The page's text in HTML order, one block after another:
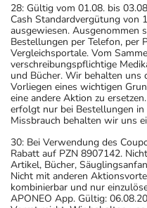
28: Gültig vom 01.08. bis
Cash Standardvergütung von
ausgewiesen. Ausgenommen
Bestellungen per Telefon, per
Vergleichsportale. Vom
verschreibungspflichtige
und Bücher. Wir behalten uns
Vorliegen eines wichtigen
eine andere Aktion zu
erfolgt nur bei Bestellungen
Missbrauch behalten wir uns
30: Bei Verwendung des
Rabatt auf PZN 8907142.
Artikel, Bücher,
Nicht mit anderen
kombinierbar und nur
APONEO App. Gültig: